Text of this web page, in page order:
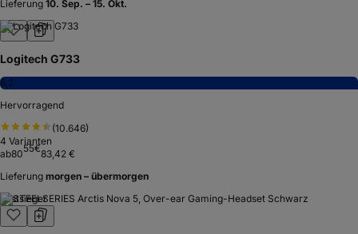
Lieferung 10. Sep. – 15. Okt.
Logitech G733
8,2
Hervorragend
(10.646)
4 Varianten
ab8055€83,42 €
Lieferung morgen – übermorgen
Testsieger